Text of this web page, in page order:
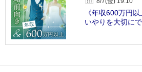
《年収600万円
いやりを大切に